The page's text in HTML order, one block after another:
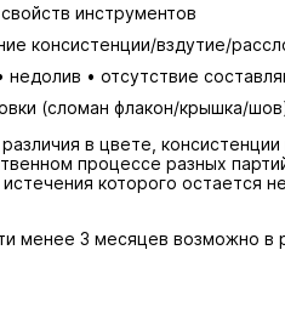
инструментов
консистенции/вздутие/
• отсутствие
(сломан флакон/крышка/
в цвете, консистенции
процессе разных
которого остается
менее 3 месяцев возможно в